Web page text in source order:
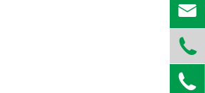


